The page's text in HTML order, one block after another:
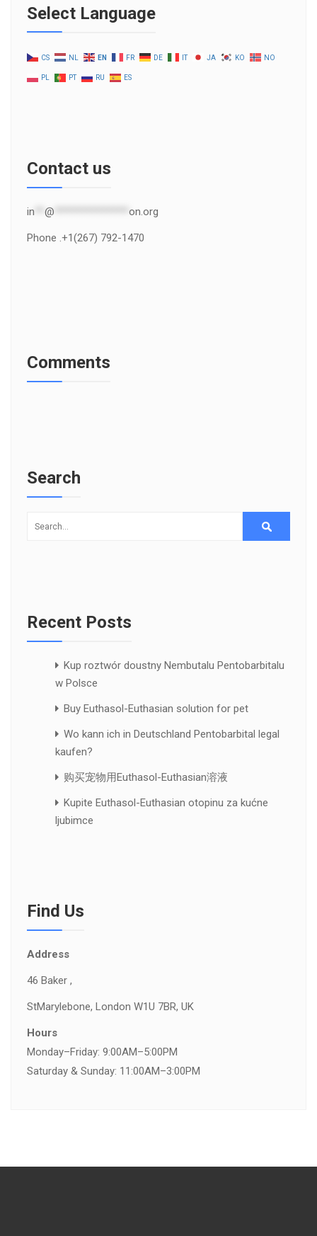
Select Language
CS NL EN FR DE IT JA KO NO
PL PT RU ES
Contact us
in @ on.org
Phone .+1(267) 792-1470
Comments
Search
Recent Posts
Kup roztwór doustny Nembutalu Pentobarbitalu
w Polsce
Buy Euthasol-Euthasian solution for pet
Wo kann ich in Deutschland Pentobarbital legal
kaufen?
购买宠物用Euthasol-Euthasian溶液
Kupite Euthasol-Euthasian otopinu za kućne
ljubimce
Find Us
Address
46 Baker ,
StMarylebone, London W1U 7BR, UK
Hours
Monday–Friday: 9:00AM–5:00PM
Saturday & Sunday: 11:00AM–3:00PM